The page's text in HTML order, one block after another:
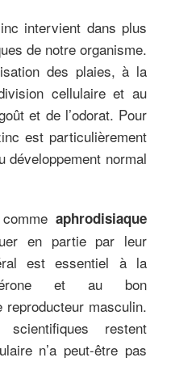
intervient dans plus
de notre organisme.
des plaies, à la
cellulaire et au
et de l’odorat. Pour
est particulièrement
développement normal
aphrodisiaque
en partie par leur
est essentiel à la
et au bon
masculin.
restent
n’a peut-être pas